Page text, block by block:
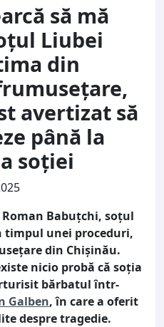
să mă
Liubei
din
avertizat să
până la
soției
Babuțchi, soțul
timpul unei proceduri,
din Chișinău.
nicio probă că soția
bărbatul într-
Galben, în care a oferit
despre tragedie.